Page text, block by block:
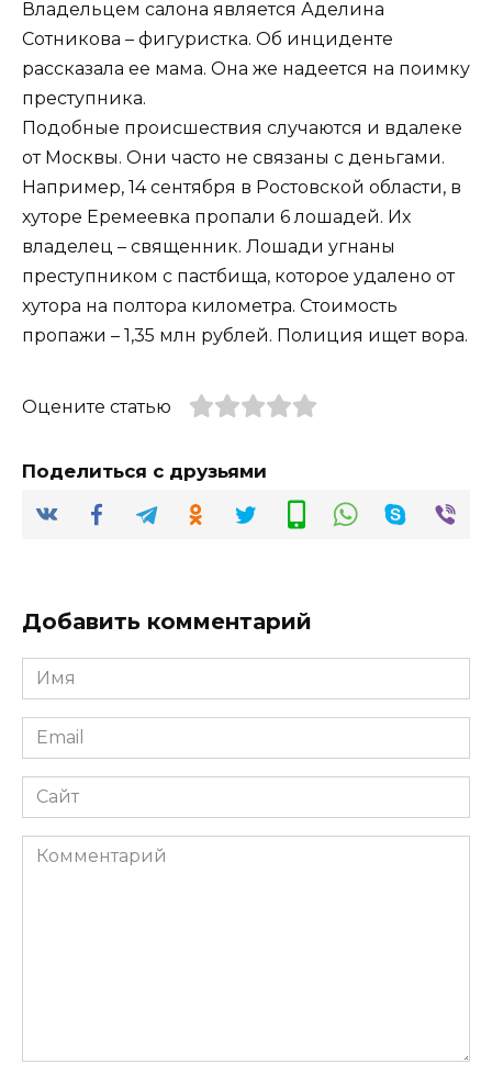
Владельцем салона является Аделина
Сотникова – фигуристка. Об инциденте
рассказала ее мама. Она же надеется на поимку
преступника.
Подобные происшествия случаются и вдалеке
от Москвы. Они часто не связаны с деньгами.
Например, 14 сентября в Ростовской области, в
хуторе Еремеевка пропали 6 лошадей. Их
владелец – священник. Лошади угнаны
преступником с пастбища, которое удалено от
хутора на полтора километра. Стоимость
пропажи – 1,35 млн рублей. Полиция ищет вора.
Оцените статью
Поделиться с друзьями
Добавить комментарий
Имя
*
Email
*
Сайт
Комментарий